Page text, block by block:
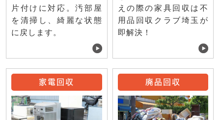
片付けに対応。汚部屋
を清掃し、綺麗な状態
に戻します。
えの際の家具回収は不
用品回収クラブ埼玉が
即解決！
家電回収 廃品回収